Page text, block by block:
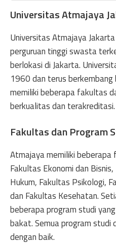
Universitas Atmajaya
Universitas Atmajaya
perguruan tinggi swasta
berlokasi di Jakarta.
1960 dan terus
memiliki beberapa fakultas
berkualitas dan terakreditasi.
Fakultas dan Program
Atmajaya memiliki
Fakultas Ekonomi dan
Hukum, Fakultas Psikologi,
dan Fakultas Kesehatan.
beberapa program studi
bakat. Semua program
dengan baik.